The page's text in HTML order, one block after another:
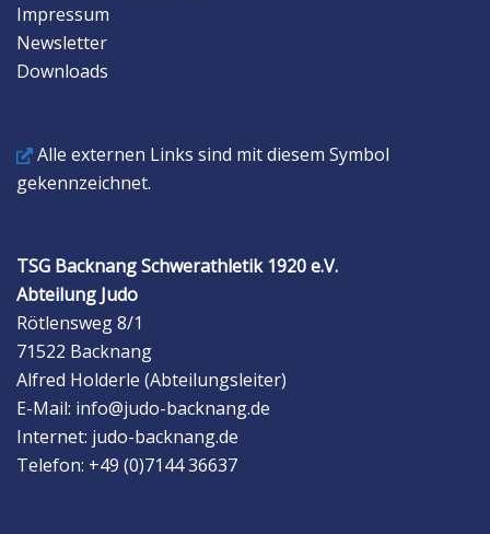
Impressum
Newsletter
Downloads
Alle externen Links sind mit diesem Symbol
gekennzeichnet.
TSG Backnang Schwerathletik 1920 e.V.
Abteilung Judo
Rötlensweg 8/1
71522 Backnang
Alfred Holderle (Abteilungsleiter)
E-Mail: info@judo-backnang.de
Internet: judo-backnang.de
Telefon: +49 (0)7144 36637